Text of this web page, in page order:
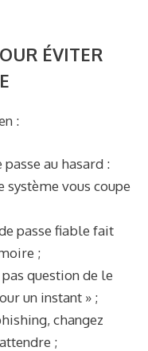
ÉVITER
:
au hasard :
système vous coupe
passe fiable fait
;
question de le
un instant » ;
changez
;